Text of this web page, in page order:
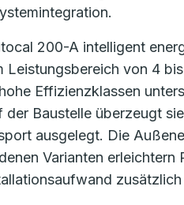
200-A intelligent
von 4
Effizienzklassen
Baustelle überzeugt
ausgelegt. Die
Varianten